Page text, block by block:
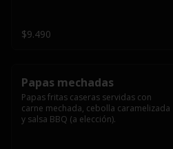
$9.490
Papas mechadas
Papas fritas caseras servidas con
carne mechada, cebolla caramelizada
y salsa BBQ (a elección).